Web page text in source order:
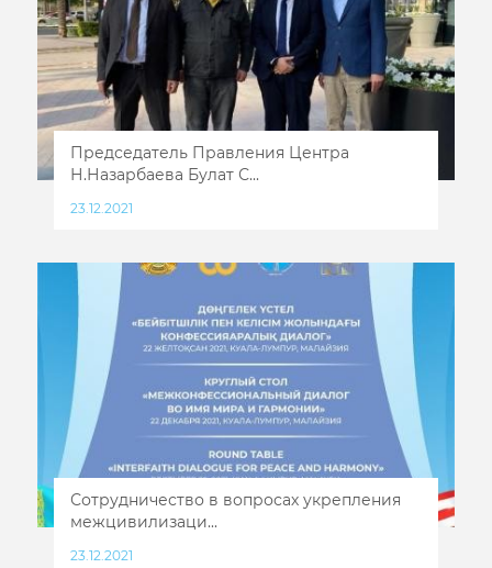
Председатель Правления Центра
Н.Назарбаева Булат С...
23.12.2021
Сотрудничество в вопросах укрепления
межцивилизаци...
23.12.2021